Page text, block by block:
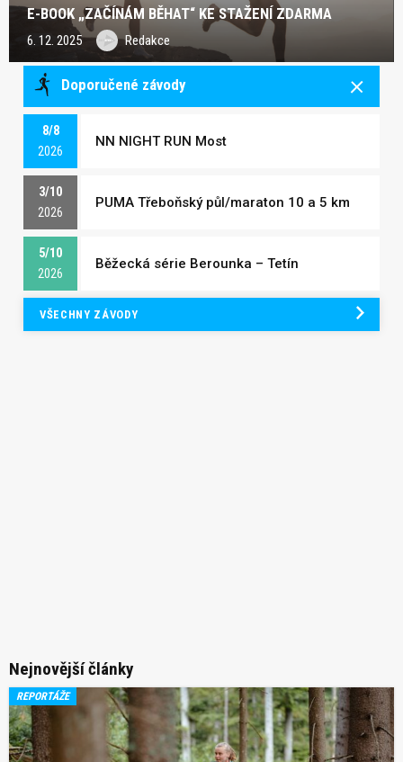
E-BOOK „ZAČÍNÁM BĚHAT“ KE STAŽENÍ ZDARMA
6. 12. 2025 Redakce
Doporučené závody
8/8
2026
NN NIGHT RUN Most
3/10
2026
PUMA Třeboňský půl/maraton 10 a 5 km
5/10
2026
Běžecká série Berounka – Tetín
VŠECHNY ZÁVODY
Nejnovější články
REPORTÁŽE